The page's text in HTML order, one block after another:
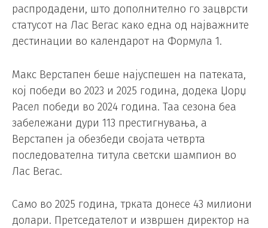
распродадени, што дополнително го зацврсти
статусот на Лас Вегас како една од најважните
дестинации во календарот на Формула 1.
Макс Верстапен беше најуспешен на патеката,
кој победи во 2023 и 2025 година, додека Џорџ
Расел победи во 2024 година. Таа сезона беа
забележани дури 113 престигнувања, а
Верстапен ја обезбеди својата четврта
последователна титула светски шампион во
Лас Вегас.
Само во 2025 година, трката донесе 43 милиони
долари. Претседателот и извршен директор на